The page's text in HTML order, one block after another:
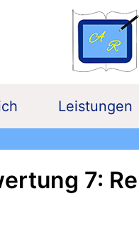
Leistungen
7: